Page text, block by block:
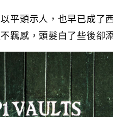
平頭示人，也早已成了
羈感，頭髮白了些後卻